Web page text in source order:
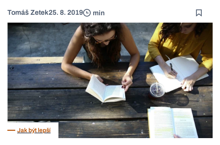
Tomáš Zetek25. 8. 2019 min
Jak být lepší